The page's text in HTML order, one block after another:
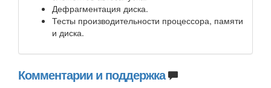
Дефрагментация диска.
Тесты производительности процессора, памяти
и диска.
Комментарии и поддержка